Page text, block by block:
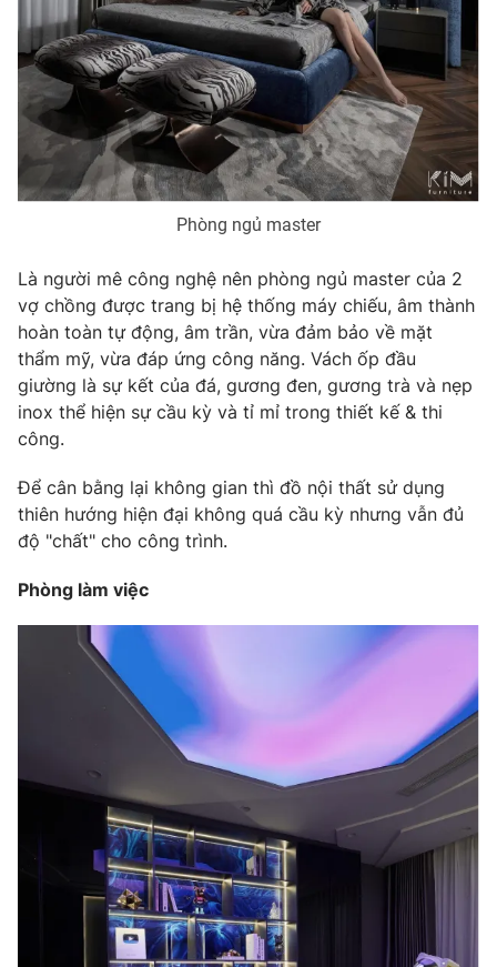
Phòng ngủ master
Là người mê công nghệ nên phòng ngủ master của 2
vợ chồng được trang bị hệ thống máy chiếu, âm thành
hoàn toàn tự động, âm trần, vừa đảm bảo về mặt
thẩm mỹ, vừa đáp ứng công năng. Vách ốp đầu
giường là sự kết của đá, gương đen, gương trà và nẹp
inox thể hiện sự cầu kỳ và tỉ mỉ trong thiết kế & thi
công.
Để cân bằng lại không gian thì đồ nội thất sử dụng
thiên hướng hiện đại không quá cầu kỳ nhưng vẫn đủ
độ "chất" cho công trình.
Phòng làm việc